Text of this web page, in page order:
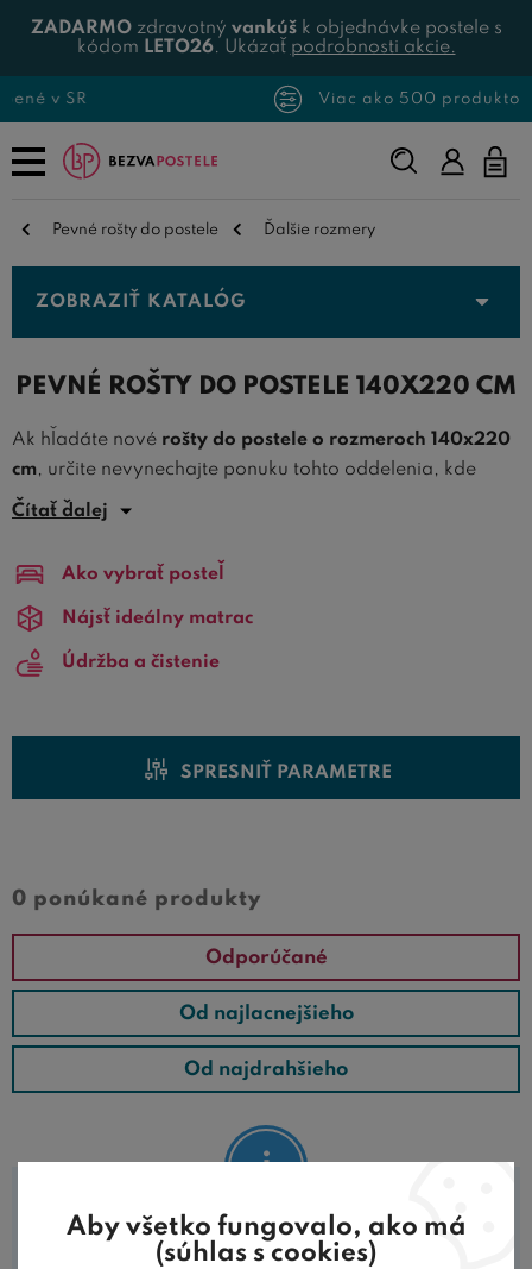
ZADARMOzdravotný vankúšk objednávke postele s
kódom LETO26. Ukázať podrobnosti akcie.
Viac ako 500 produktov skladom
Napíšte,
čo
Pevné rošty do postele Ďalšie rozmery
ZOBRAZIŤ KATALÓG
PEVNÉ ROŠTY DO POSTELE 140X220 CM
Ak hľadáte nové rošty do postele o rozmeroch 140x220
cm, určite nevynechajte ponuku tohto oddelenia, kde
ponúkame
použitie do jednolôžka rovnakého rozmeru
Ak si vyberáte nové rošty do postele s rozmerom
140x220 cm, v ponuke naBezvapostele.sk
vyberiete.
Čítať ďalej
Ako vybrať posteľ
Nájsť ideálny matrac
Údržba a čistenie
SPRESNIŤ PARAMETRE
0 ponúkané produkty
Odporúčané
Od najlacnejšieho
Od najdrahšieho
V tejto kategórii nie sú zaradené žiadne
Aby všetko fungovalo, ako má
(súhlas s cookies)